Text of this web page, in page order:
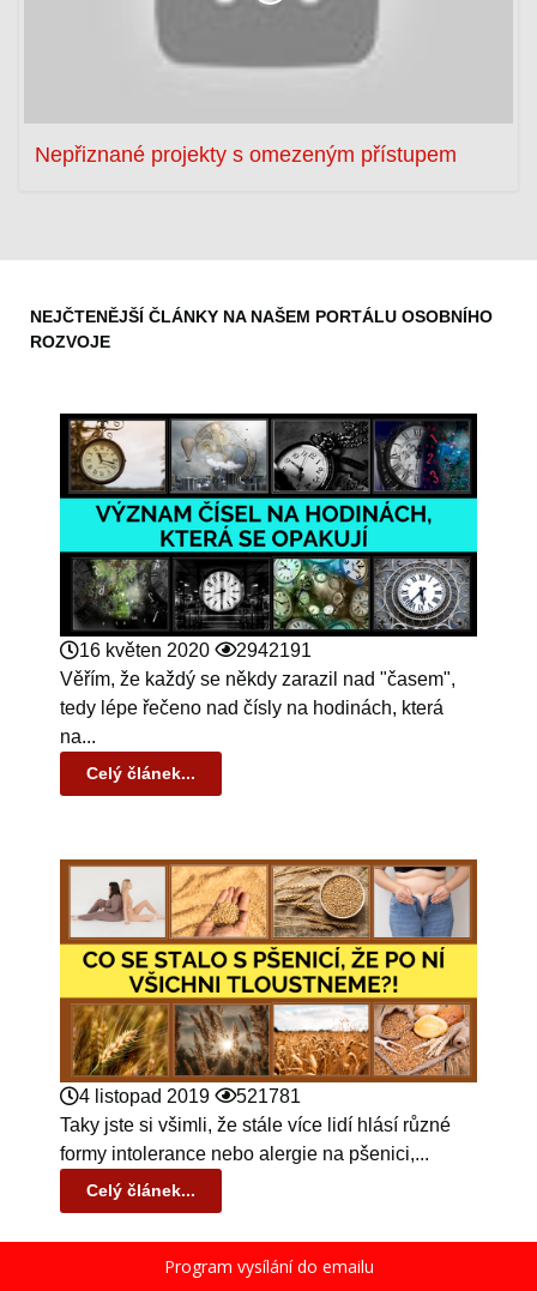
Nepřiznané projekty s omezeným přístupem
NEJČTENĚJŠÍ ČLÁNKY NA NAŠEM PORTÁLU OSOBNÍHO
ROZVOJE
16 květen 2020
2942191
Věřím, že každý se někdy zarazil nad "časem",
tedy lépe řečeno nad čísly na hodinách, která
na...
Celý článek...
4 listopad 2019
521781
Taky jste si všimli, že stále více lidí hlásí různé
formy intolerance nebo alergie na pšenici,...
Celý článek...
Program vysílání do emailu